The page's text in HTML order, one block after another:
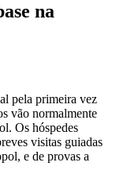
na
pela primeira vez
vão normalmente
Os hóspedes
visitas guiadas
e de provas a